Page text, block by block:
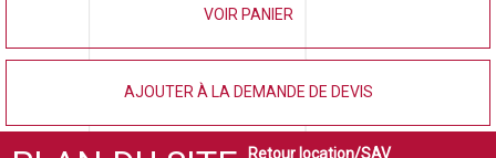
VOIR PANIER
AJOUTER À LA DEMANDE DE DEVIS
Retour location/SAV